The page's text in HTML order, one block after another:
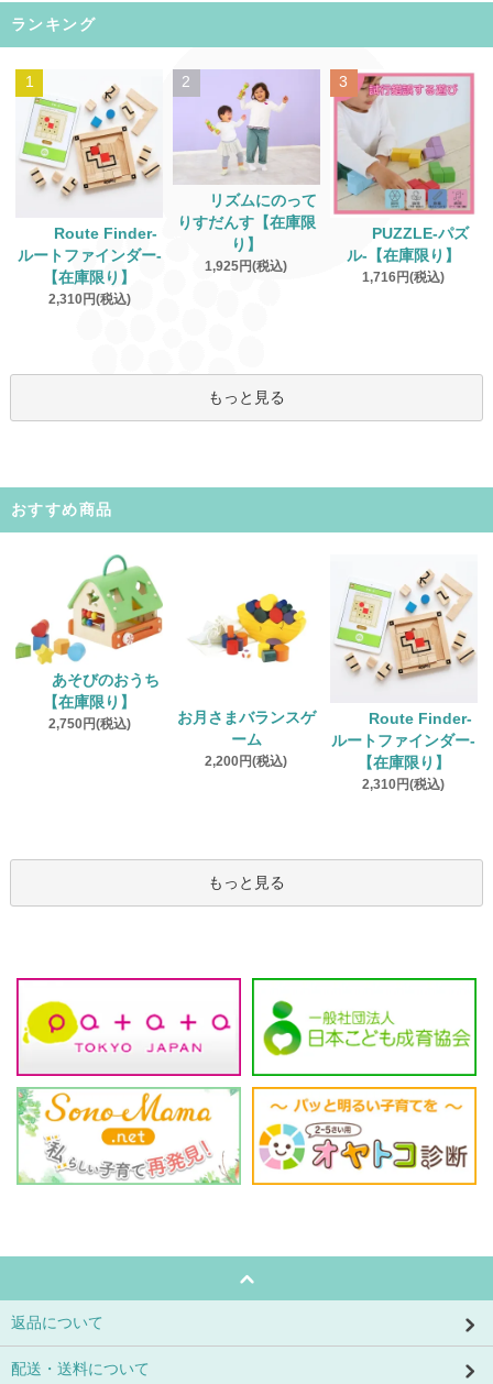
ランキング
1
Route Finder‐
ルートファインダー‐
【在庫限り】
2,310円(税込)
2
リズムにのって
りすだんす【在庫限
り】
1,925円(税込)
3
PUZZLE‐パズ
ル‐【在庫限り】
1,716円(税込)
もっと見る
おすすめ商品
あそびのおうち
【在庫限り】
2,750円(税込)
お月さまバランスゲ
ーム
2,200円(税込)
Route Finder‐
ルートファインダー‐
【在庫限り】
2,310円(税込)
もっと見る
返品について
配送・送料について